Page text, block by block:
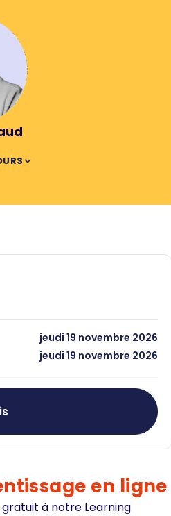
jeudi 19 novembre 2026
jeudi 19 novembre 2026
en ligne
à notre Learning